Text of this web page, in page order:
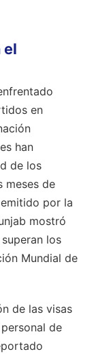
el
en
han
de los
meses de
por la
mostró
los
Mundial de
de las visas
de